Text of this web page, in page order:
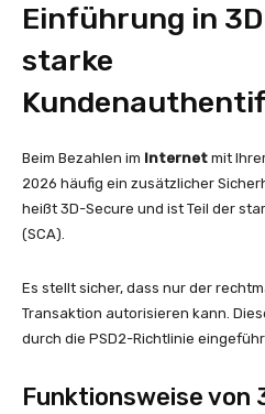
Einführung in
starke
Beim Bezahlen im Internet mit
2026 häufig ein zusätzlicher
heißt 3D-Secure und ist Teil der
(SCA).
Es stellt sicher, dass nur der
Transaktion autorisieren kann.
durch die PSD2-Richtlinie
Funktionsweise von